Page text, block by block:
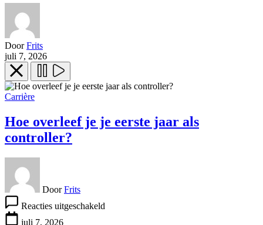
Door Frits
juli 7, 2026
Carrière
Hoe overleef je je eerste jaar als
controller?
DoorFrits
Reacties uitgeschakeldHoe
juli 7, 2026